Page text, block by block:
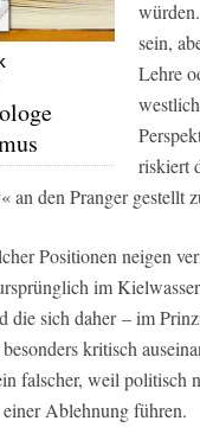
sein,
Lehre
riskiert
an den Pranger gestellt
Positionen neigen
im
die sich daher – im
kritisch
falscher, weil politisch
Ablehnung führen.